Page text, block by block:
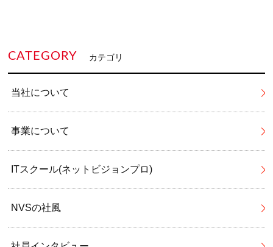
CATEGORY カテゴリ
当社について
事業について
ITスクール(ネットビジョンプロ)
NVSの社風